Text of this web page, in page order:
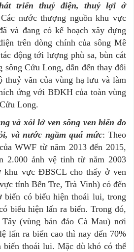
triển thuỷ điện, thuỷ lợi ở
Các nước thượng nguồn khu vực
và đang có kế hoạch xây dựng
trên dòng chính của sông Mê
động tới lượng phù sa, bùn cát
sông Cửu Long, dẫn đến thay đổi
thuỷ văn của vùng hạ lưu và làm
ứng với BĐKH của toàn vùng
Long.
và xói lở ven sông ven biển do
và nước ngầm quá mức: Theo
WWF từ năm 2013 đến 2015,
2.000 ảnh vệ tinh từ năm 2003
khu vực ĐBSCL cho thấy ở ven
tỉnh Bến Tre, Trà Vinh) có đến
biển có biểu hiện thoái lui, trong
biểu hiện lấn ra biển. Trong đó,
(vùng bán đảo Cà Mau) nơi
lấn ra biển cao thì nay đến 70%
biến thoái lui. Mặc dù khó có thể